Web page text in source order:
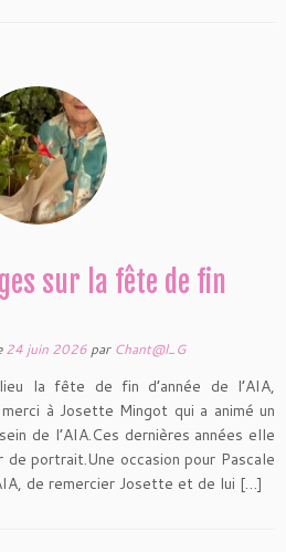
sur la fête de fin
24 juin 2026 par Chant@l_G
la fête de fin d’année de l’AIA,
à Josette Mingot qui a animé un
de l’AIA.Ces dernières années elle
de portrait.Une occasion pour Pascale
de remercier Josette et de lui […]